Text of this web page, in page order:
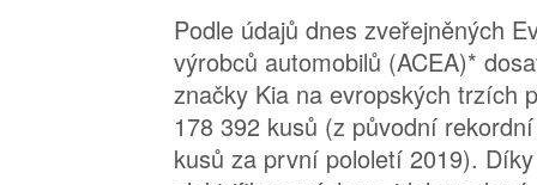
Podle údajů dnes zveřejněných
výrobců automobilů (ACEA)*
značky Kia na evropských trzích
178 392 kusů (z původní
kusů za první pololetí 2019).